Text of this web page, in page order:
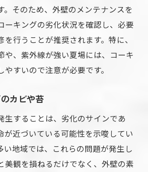
。そのため、外壁のメンテナンスを
ーキングの劣化状況を確認し、必要
行うことが推奨されます。特に、
や、紫外線が強い夏場には、コーキ
すいので注意が必要です。
カビや苔
生することは、劣化のサインであ
が近づいている可能性を示唆してい
い地域では、これらの問題が発生し
美観を損ねるだけでなく、外壁の素